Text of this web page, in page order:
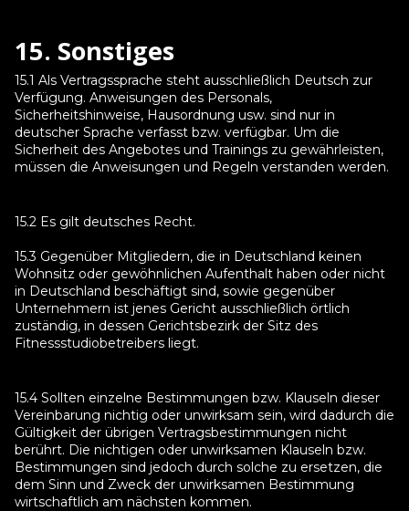
15. Sonstiges
15.1 Als Vertragssprache steht ausschließlich Deutsch zur
Verfügung. Anweisungen des Personals,
Sicherheitshinweise, Hausordnung usw. sind nur in
deutscher Sprache verfasst bzw. verfügbar. Um die
Sicherheit des Angebotes und Trainings zu gewährleisten,
müssen die Anweisungen und Regeln verstanden werden.
15.2 Es gilt deutsches Recht.
15.3 Gegenüber Mitgliedern, die in Deutschland keinen
Wohnsitz oder gewöhnlichen Aufenthalt haben oder nicht
in Deutschland beschäftigt sind, sowie gegenüber
Unternehmern ist jenes Gericht ausschließlich örtlich
zuständig, in dessen Gerichtsbezirk der Sitz des
Fitnessstudiobetreibers liegt.
15.4 Sollten einzelne Bestimmungen bzw. Klauseln dieser
Vereinbarung nichtig oder unwirksam sein, wird dadurch die
Gültigkeit der übrigen Vertragsbestimmungen nicht
berührt. Die nichtigen oder unwirksamen Klauseln bzw.
Bestimmungen sind jedoch durch solche zu ersetzen, die
dem Sinn und Zweck der unwirksamen Bestimmung
wirtschaftlich am nächsten kommen.